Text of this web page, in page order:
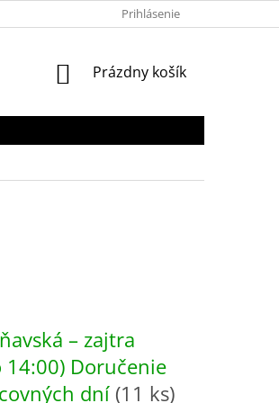
Prihlásenie
NÁKUPNÝ
Prázdny košík
– zajtra
Doručenie
dní (11 ks)